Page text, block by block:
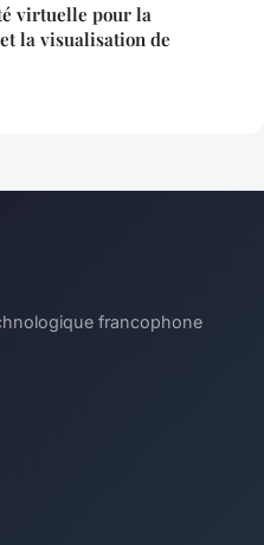
virtuelle pour la
la visualisation de
francophone